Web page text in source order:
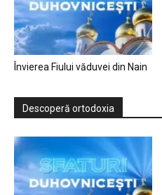
Învierea Fiului văduvei din Nain
Descoperă ortodoxia